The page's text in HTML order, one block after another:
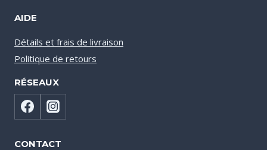
AIDE
Détails et frais de livraison
Politique de retours
RÉSEAUX
CONTACT